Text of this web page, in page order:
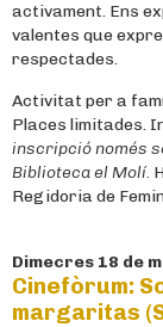
activament. Ens
valentes que
respectades.
Activitat per a
Places limitades.
inscripció només
Biblioteca el Molí.
Regidoria de
Dimecres 18 de
Cinefòrum:
margaritas